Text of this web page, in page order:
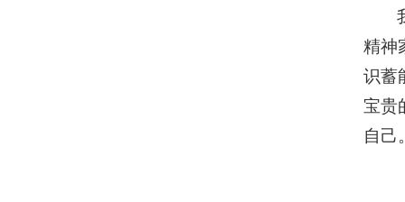
精神
识蓄
宝贵
自己